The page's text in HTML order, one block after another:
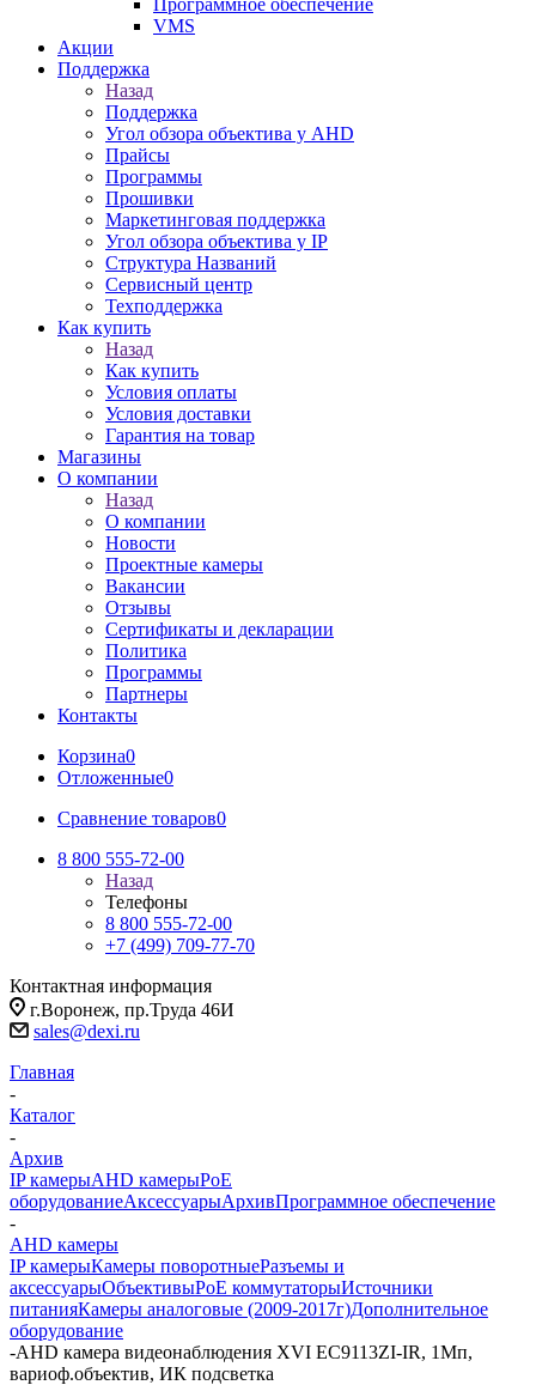
Программное обеспечение
VMS
Акции
Поддержка
Назад
Поддержка
Угол обзора объектива у AHD
Прайсы
Программы
Прошивки
Маркетинговая поддержка
Угол обзора объектива у IP
Структура Названий
Сервисный центр
Техподдержка
Как купить
Назад
Как купить
Условия оплаты
Условия доставки
Гарантия на товар
Магазины
О компании
Назад
О компании
Новости
Проектные камеры
Вакансии
Отзывы
Сертификаты и декларации
Политика
Программы
Партнеры
Контакты
Корзина0
Отложенные0
Сравнение товаров0
8 800 555-72-00
Назад
Телефоны
8 800 555-72-00
+7 (499) 709-77-70
Контактная информация
г.Воронеж, пр.Труда 46И
sales@dexi.ru
Главная
-
Каталог
-
Архив
IP камерыAHD камерыPoE
оборудованиеАксессуарыАрхивПрограммное обеспечение
-
AHD камеры
IP камерыКамеры поворотныеРазъемы и
аксессуарыОбъективыPoE коммутаторыИсточники
питанияКамеры аналоговые (2009-2017г)Дополнительное
оборудование
-AHD камера видеонаблюдения XVI EC9113ZI-IR, 1Мп,
вариоф.объектив, ИК подсветка